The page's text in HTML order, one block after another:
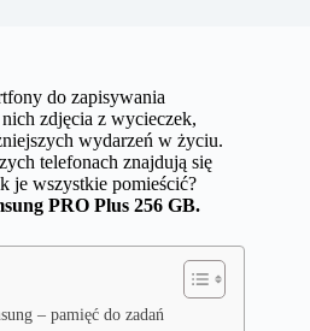
do zapisywania
zdjęcia z wycieczek,
wydarzeń w życiu.
telefonach znajdują się
je wszystkie pomieścić?
PRO Plus 256 GB.
– pamięć do zadań